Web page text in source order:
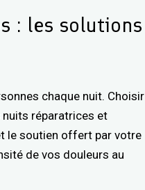
: les solutions
chaque nuit. Choisir
réparatrices et
le soutien offert par votre
de vos douleurs au